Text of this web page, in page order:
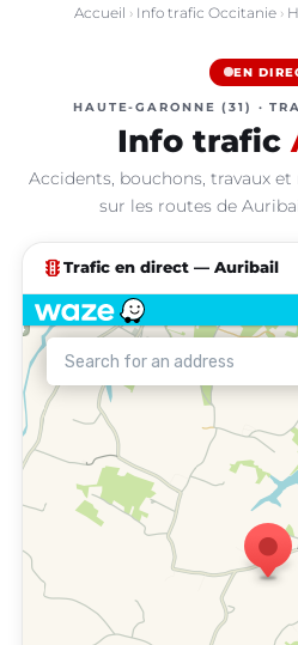
Accueil › Info trafic Occitanie›
EN
HAUTE-GARONNE (31) ·
Info trafic
Accidents, bouchons, travaux
sur les routes de
traffic Trafic en direct — Auribail